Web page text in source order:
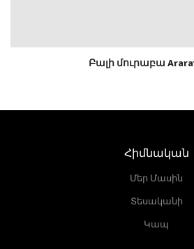
Բալի մուրաբա
Հիմնական
Մեր Մասին
Տեսականի
Կապ